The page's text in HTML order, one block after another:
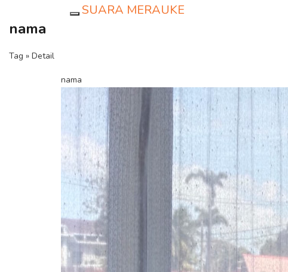
SUARA MERAUKE
nama
Tag » Detail
nama